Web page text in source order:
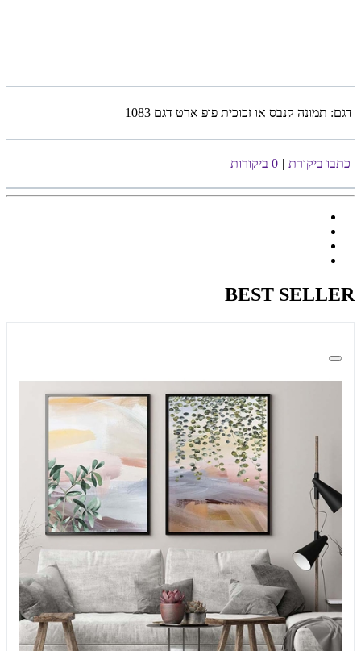
דגם: תמונה קנבס או זכוכית פופ ארט דגם 1083
כתבו ביקורת | 0 ביקורות
BEST SELLER